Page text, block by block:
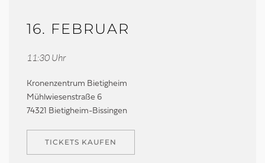
16. FEBRUAR
11:30 Uhr
Kronenzentrum Bietigheim
Mühlwiesenstraße 6
74321 Bietigheim-Bissingen
TICKETS KAUFEN